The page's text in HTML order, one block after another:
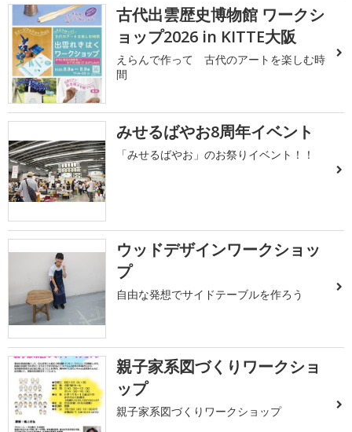
古代出雲歴史博物館 ワークシ
ョップ2026 in KITTE大阪
えらんで作って 古代のアートを楽しむ時
間
みせるばやお8周年イベント
「みせるばやお」のお祭りイベント！！
ウッドデザインワークショッ
プ
自由な発想でサイドテーブルを作ろう
親子家系図づくりワークショ
ップ
親子家系図づくりワークショップ